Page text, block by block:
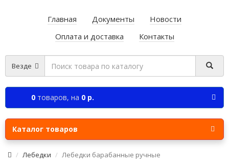
Главная Документы
Новости
Оплата и доставка
Контакты
Везде
0 товаров, на 0 р.
Каталог товаров
Лебедки Лебедки барабанные ручные